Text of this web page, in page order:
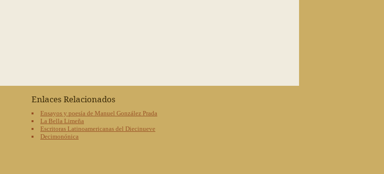
Enlaces Relacionados
Ensayos y poesía de Manuel González Prada
La Bella Limeña
Escritoras Latinoamericanas del Diecinueve
Decimonónica